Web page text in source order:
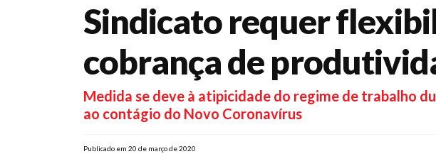
Sindicato requer
cobrança de
Medida se deve à atipicidade do regime de trabalho
ao contágio do Novo Coronavírus
Publicado em 20 de março de 2020